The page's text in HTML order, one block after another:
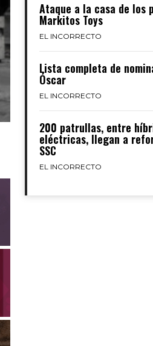
Ataque a la casa de los
Markitos Toys
EL INCORRECTO
Lista completa de
Óscar
EL INCORRECTO
200 patrullas, entre
eléctricas, llegan a
SSC
EL INCORRECTO